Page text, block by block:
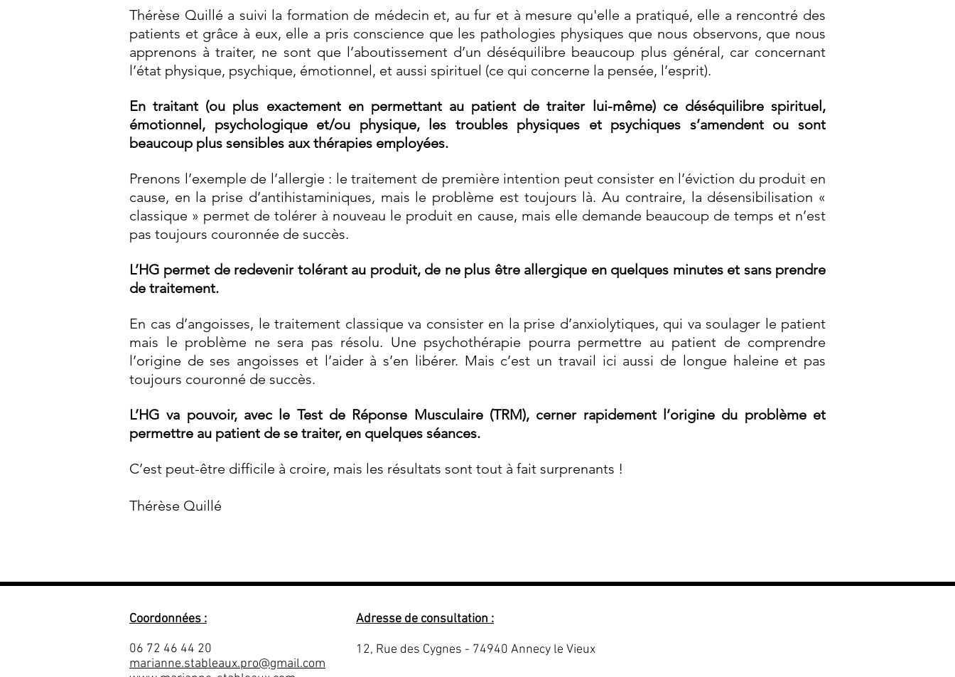
Thérèse Quillé a suivi la formation de médecin et, au fur et à mesure qu'elle a pratiqué, elle a rencontré des
patients et grâce à eux, elle a pris conscience que les pathologies physiques que nous observons, que nous
apprenons à traiter, ne sont que l’aboutissement d’un déséquilibre beaucoup plus général, car concernant
l’état physique, psychique, émotionnel, et aussi spirituel (ce qui concerne la pensée, l’esprit).
En traitant (ou plus exactement en permettant au patient de traiter lui-même) ce déséquilibre spirituel,
émotionnel, psychologique et/ou physique, les troubles physiques et psychiques s’amendent ou sont
beaucoup plus sensibles aux thérapies employées.
Prenons l’exemple de l’allergie : le traitement de première intention peut consister en l’éviction du produit en
cause, en la prise d’antihistaminiques, mais le problème est toujours là. Au contraire, la désensibilisation «
classique » permet de tolérer à nouveau le produit en cause, mais elle demande beaucoup de temps et n’est
pas toujours couronnée de succès.
L’HG permet de redevenir tolérant au produit, de ne plus être allergique en quelques minutes et sans prendre
de traitement.
En cas d’angoisses, le traitement classique va consister en la prise d’anxiolytiques, qui va soulager le patient
mais le problème ne sera pas résolu. Une psychothérapie pourra permettre au patient de comprendre
l’origine de ses angoisses et l’aider à s’en libérer. Mais c’est un travail ici aussi de longue haleine et pas
toujours couronné de succès.
L’HG va pouvoir, avec le Test de Réponse Musculaire (TRM), cerner rapidement l’origine du problème et
permettre au patient de se traiter, en quelques séances.
C’est peut-être difficile à croire, mais les résultats sont tout à fait surprenants !
Thérèse Quillé
Coordonnées :
06 72 46 44 20
marianne.stableaux.pro@gmail.com
Adresse de consultation :
12, Rue des Cygnes - 74940 Annecy le Vieux